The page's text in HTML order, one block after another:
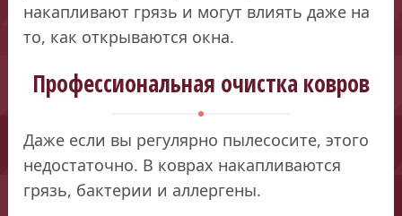
накапливают грязь и могут влиять даже на
то, как открываются окна.
Профессиональная очистка ковров
Даже если вы регулярно пылесосите, этого
недостаточно. В коврах накапливаются
грязь, бактерии и аллергены.